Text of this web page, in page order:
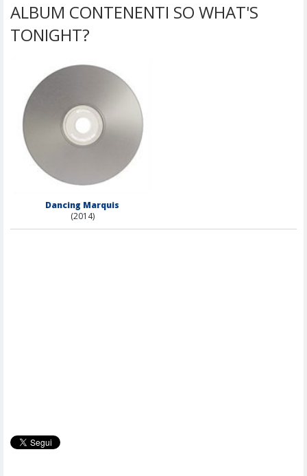
ALBUM CONTENENTI SO WHAT'S
TONIGHT?
Dancing Marquis
(2014)